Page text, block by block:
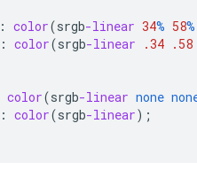
: color(srgb-linear 34% 58%
: color(srgb-linear .34 .58
color(srgb-linear none
: color(srgb-linear);